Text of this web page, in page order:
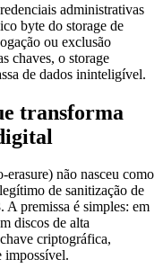
administrativas
byte do storage de
ou exclusão
chaves, o storage
de dados ininteligível.
transforma
não nasceu como
de sanitização de
premissa é simples: em
discos de alta
criptográfica,
impossível.